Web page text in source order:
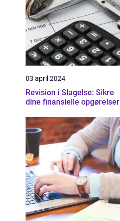
03 april 2024
Revision i Slagelse: Sikre
dine finansielle opgørelser